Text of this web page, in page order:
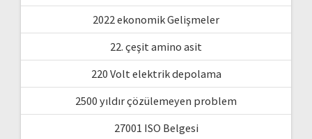
2022 ekonomik Gelişmeler
22. çeşit amino asit
220 Volt elektrik depolama
2500 yıldır çözülemeyen problem
27001 ISO Belgesi